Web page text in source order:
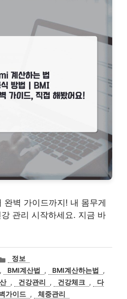
완벽 가이드까지! 내 몸무게
관리 시작하세요. 지금 바
카
테
고
리
정보
, BMI계산법 , BMI계산하는법
,
, 건강관리 , 건강체크 ,
다
가이드 , 체중관리